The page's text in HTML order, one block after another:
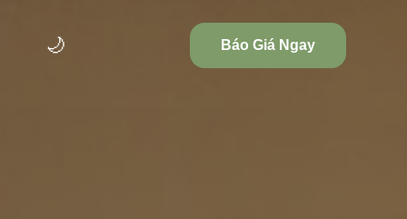
🌙 Báo Giá Ngay